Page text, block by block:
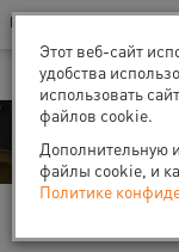
Ваш город:Санкт-
В Вашем регионе нет
События
Этот веб-сайт
удобства
использовать
файлов cookie.
Дополнительную
файлы cookie, и
Политике